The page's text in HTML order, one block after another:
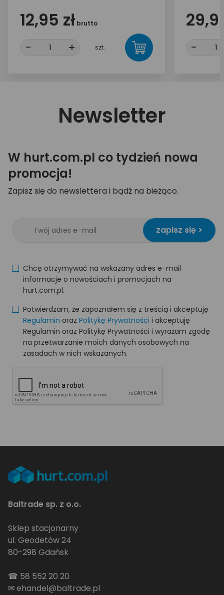
12,95 zł brutto
- + szt. -
Newsletter
W hurt.com.pl co tydzień nowa
promocja!
Zapisz się do newslettera i bądź na bieżąco.
zapisz się >
Chcę otrzymywać na wskazany adres e-mail
informacje o nowościach i promocjach na
hurt.com.pl.
Potwierdzam, że zapoznałem się z treścią i akceptuję
Regulamin oraz Politykę Prywatności i akceptuję
Regulamin oraz Politykę Prywatności i wyrażam zgodę
na przetwarzanie moich danych osobowych na
zasadach w nich wskazanych.
Baltrade sp. z o.o.
Sklep stacjonarny
ul. Geodetów 24
80-298 Gdańsk
☎ 58 552 20 20
✉ehandel@baltrade.pl